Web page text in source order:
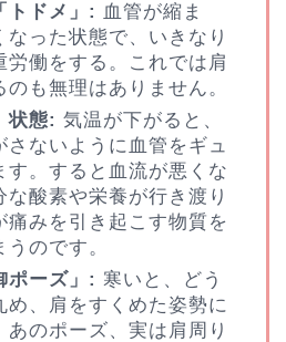
トドメ」: 血管が縮ま
なった状態で、いきなり
労働をする。これでは肩
も無理はありません。
状態: 気温が下がると、
さないように血管をギュ
す。すると血流が悪くな
な酸素や栄養が行き渡り
痛みを引き起こす物質を
のです。
ポーズ」: 寒いと、どう
め、肩をすくめた姿勢に
あのポーズ、実は肩周り